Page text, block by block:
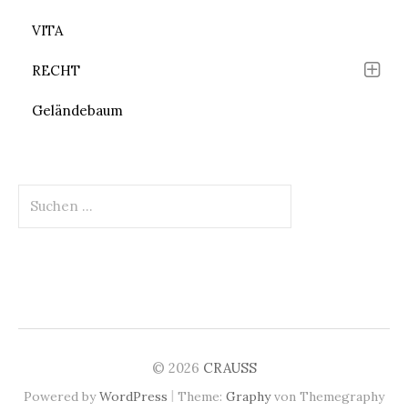
VITA
RECHT
Geländebaum
nach:
© 2026 CRAUSS
Powered byWordPress | Theme: Graphyvon Themegraphy